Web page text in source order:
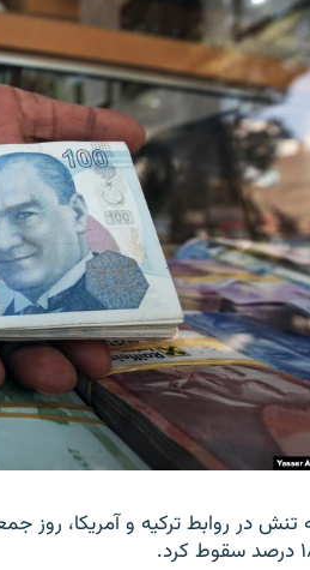
تنش در روابط ترکیه و آمریکا، روز